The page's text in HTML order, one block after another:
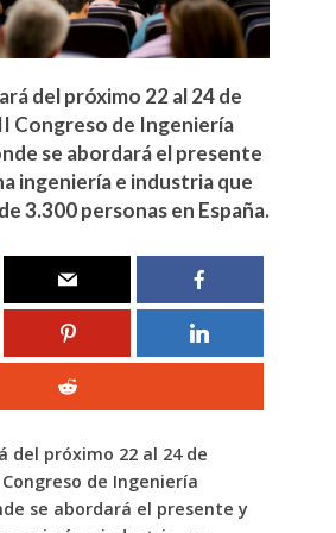
del próximo 22 al 24 de
Congreso de Ingeniería
se abordará el presente
ingeniería e industria que
3.300 personas en España.
del próximo 22 al 24 de
de Ingeniería
se abordará el presente y